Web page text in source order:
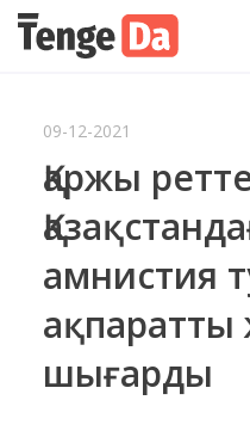
09-12-2021
Қаржы
амнистия
ақпаратты
шығарды